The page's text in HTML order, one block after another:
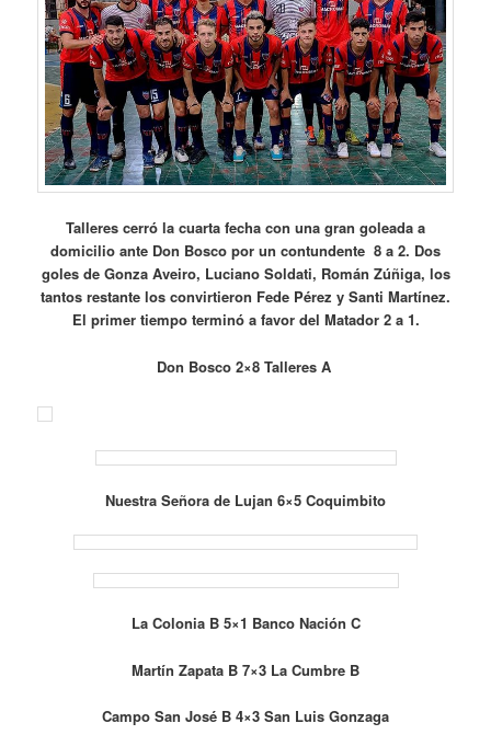
Talleres cerró la cuarta fecha con una gran goleada a
domicilio ante Don Bosco por un contundente 8 a 2. Dos
goles de Gonza Aveiro, Luciano Soldati, Román Zúñiga, los
tantos restante los convirtieron Fede Pérez y Santi Martínez.
El primer tiempo terminó a favor del Matador 2 a 1.
Don Bosco 2×8 Talleres A
Nuestra Señora de Lujan 6×5 Coquimbito
La Colonia B 5×1 Banco Nación C
Martín Zapata B 7×3 La Cumbre B
Campo San José B 4×3 San Luis Gonzaga